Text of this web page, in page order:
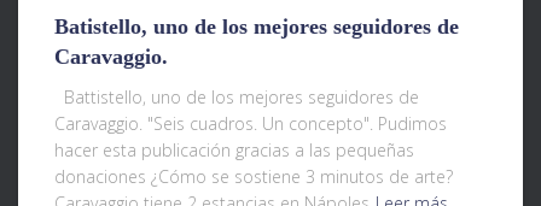
Batistello, uno de los mejores seguidores de
Caravaggio.
Battistello, uno de los mejores seguidores de
Caravaggio. "Seis cuadros. Un concepto". Pudimos
hacer esta publicación gracias a las pequeñas
donaciones ¿Cómo se sostiene 3 minutos de arte?